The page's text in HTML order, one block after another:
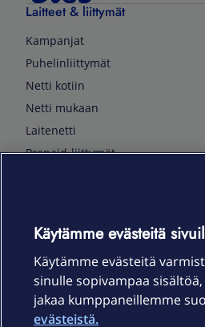
Laitteet & liittymät
Kampanjat
Puhelinliittymät
Netti kotiin
Netti mukaan
Laitenetti
Prepaid-liittymät
TV & audio
Kodinkoneet
Kamerat ja dronet
Kellot ja rannekkeet
Käytämme evästeitä
Käytämme evästeitä
sinulle sopivampaa
jakaa kumppaneillemme
evästeistä.